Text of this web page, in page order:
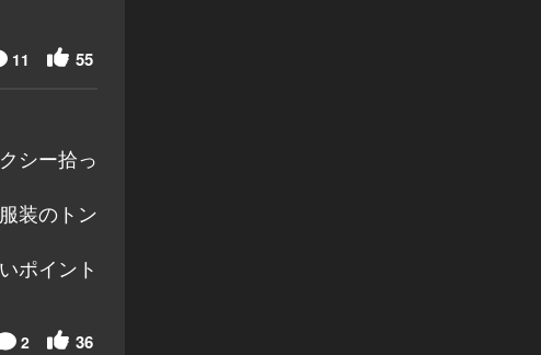
55
11
シー拾っ
装のトン
ポイント
36
2